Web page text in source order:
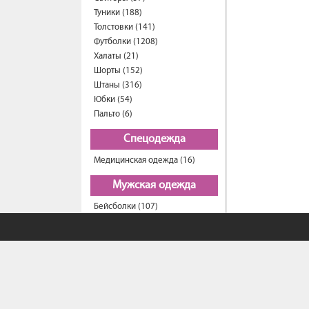
Туники (188)
Толстовки (141)
Футболки (1208)
Халаты (21)
Шорты (152)
Штаны (316)
Юбки (54)
Пальто (6)
Спецодежда
Медицинская одежда (16)
Мужская одежда
Бейсболки (107)